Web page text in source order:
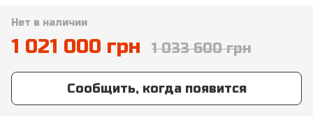
Нет в наличии
1 021 000 грн 1 033 600 грн
Сообщить, когда появится